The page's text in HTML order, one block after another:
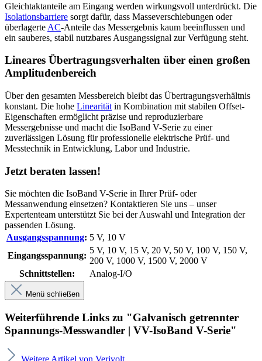
Gleichtaktanteile am Eingang werden wirkungsvoll unterdrückt. Die
Isolationsbarriere sorgt dafür, dass Masseverschiebungen oder
überlagerte AC-Anteile das Messergebnis kaum beeinflussen und
ein sauberes, stabil nutzbares Ausgangssignal zur Verfügung steht.
Lineares Übertragungsverhalten über einen großen
Amplitudenbereich
Über den gesamten Messbereich bleibt das Übertragungsverhältnis
konstant. Die hohe Linearität in Kombination mit stabilen Offset-
Eigenschaften ermöglicht präzise und reproduzierbare
Messergebnisse und macht die IsoBand V-Serie zu einer
zuverlässigen Lösung für professionelle elektrische Prüf- und
Messtechnik in Entwicklung, Labor und Industrie.
Jetzt beraten lassen!
Sie möchten die IsoBand V-Serie in Ihrer Prüf- oder
Messanwendung einsetzen? Kontaktieren Sie uns – unser
Expertenteam unterstützt Sie bei der Auswahl und Integration der
passenden Lösung.
Ausgangsspannung: 5 V, 10 V
Eingangsspannung:
5 V, 10 V, 15 V, 20 V, 50 V, 100 V, 150 V,
200 V, 1000 V, 1500 V, 2000 V
Schnittstellen:
Analog-I/O
Menü schließen
Weiterführende Links zu "Galvanisch getrennter
Spannungs-Messwandler | VV-IsoBand V-Serie"
Weitere Artikel von Verivolt